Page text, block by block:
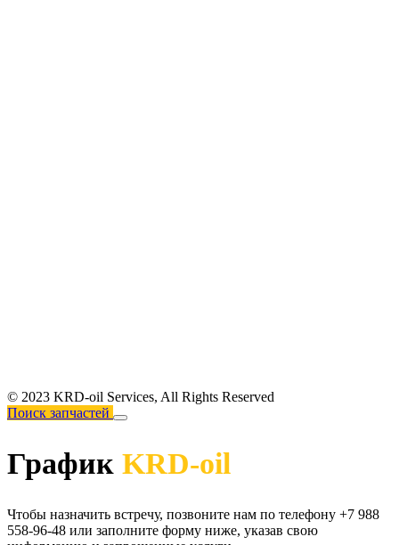
© 2023 KRD-oil Services, All Rights Reserved
Поиск запчастей
График KRD-oil
Чтобы назначить встречу, позвоните нам по телефону +7 988
558-96-48 или заполните форму ниже, указав свою